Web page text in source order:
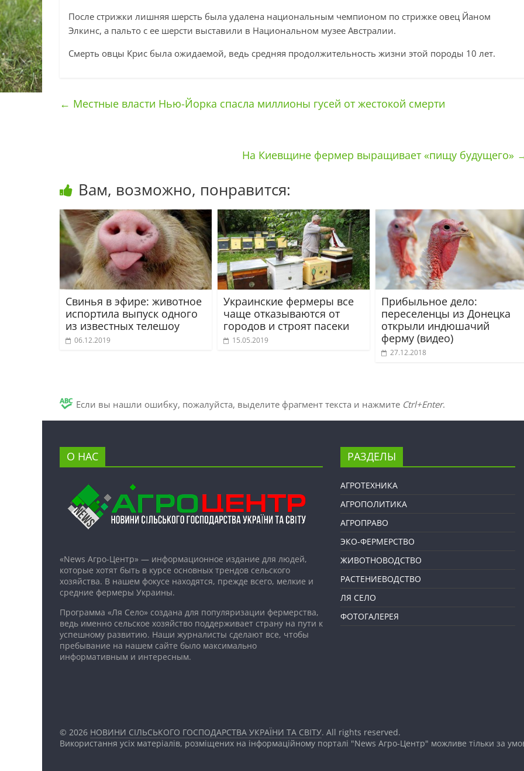
После стрижки лишняя шерсть была удалена национальным чемпионом по стрижке овец Йаном
Элкинс, а пальто с ее шерсти выставили в Национальном музее Австралии.
Смерть овцы Крис была ожидаемой, ведь средняя продолжительность жизни этой породы 10 лет.
← Местные власти Нью-Йорка спасла миллионы гусей от жестокой смерти
На Киевщине фермер выращивает «пищу будущего»
Вам, возможно, понравится:
Свинья в эфире: животное
испортила выпуск одного
из известных телешоу
06.12.2019
Украинские фермеры все
чаще отказываются от
городов и строят пасеки
15.05.2019
Прибыльное дело:
переселенцы из Донецка
открыли индюшачий
ферму (видео)
27.12.2018
Если вы нашли ошибку, пожалуйста, выделите фрагмент текста и нажмите Ctrl+Enter.
О НАС
«News Агро-Центр» — информационное издание для людей,
которые хотят быть в курсе основных трендов сельского
хозяйства. В нашем фокусе находятся, прежде всего, мелкие и
средние фермеры Украины.
Программа «Ля Село» создана для популяризации фермерства,
ведь именно сельское хозяйство поддерживает страну на пути к
успешному развитию. Наши журналисты сделают все, чтобы
пребывание на нашем сайте было максимально
информативным и интересным.
РАЗДЕЛЫ
АГРОТЕХНИКА
АГРОПОЛИТИКА
АГРОПРАВО
ЭКО-ФЕРМЕРСТВО
ЖИВОТНОВОДСТВО
РАСТЕНИЕВОДСТВО
ЛЯ СЕЛО
ФОТОГАЛЕРЕЯ
© 2026 НОВИНИ СІЛЬСЬКОГО ГОСПОДАРСТВА УКРАЇНИ ТА СВІТУ. All rights reserved.
Використання усіх матеріалів, розміщених на інформаційному порталі "News Агро-Центр" можливе тільки за